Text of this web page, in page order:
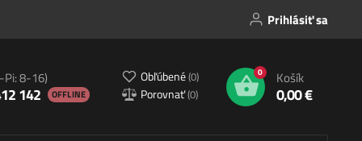
Prihlásiť sa
Pi: 8-16)
142 OFFLINE
Obľúbené(0)
Porovnať(0)
0 Košík
0,00 €